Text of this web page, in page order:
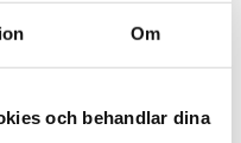
Om
och behandlar dina
Gratisfärjor till och
till Stenpiren i
till E45, E6 samt